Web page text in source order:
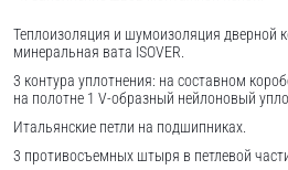
Теплоизоляция и шумоизоляция дверной
минеральная вата ISOVER.
3 контура уплотнения: на составном
на полотне 1 V-образный нейлоновый
Итальянские петли на подшипниках.
3 противосъемных штыря в петлевой